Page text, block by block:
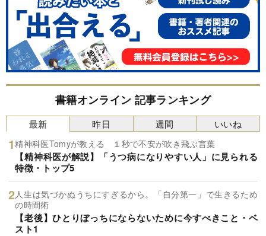
書籍オンライン 記事ランキング
最新
精神科医Tomyが教える １秒で不安が吹き飛ぶ言葉
【精神科医が解説】「うつ病になりやすい人」に見られる
特徴・トップ5
人生は気づかぬうちにすぎるから。「自分第一」で生きるため
の時間術
【老後】ひとりぼっちにならないために今すべきこと・ベ
スト1
昨日 週間 いいね